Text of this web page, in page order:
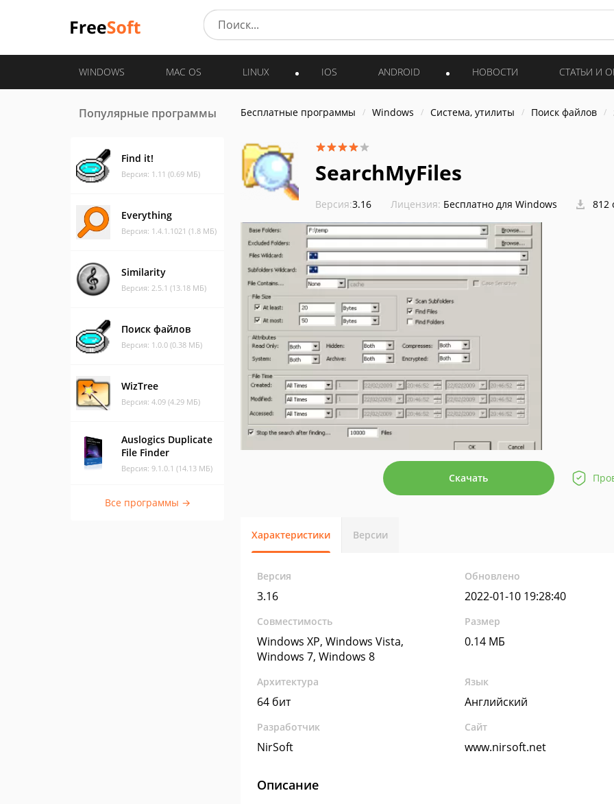
WINDOWS MAC OS LINUX IOS ANDROID НОВОСТИ СТАТЬИ И
Популярные программы
Find it!
Версия: 1.11 (0.69 МБ)
Everything
Версия: 1.4.1.1021 (1.8 МБ)
Similarity
Версия: 2.5.1 (13.18 МБ)
Поиск файлов
Версия: 1.0.0 (0.38 МБ)
WizTree
Версия: 4.09 (4.29 МБ)
Auslogics Duplicate
File Finder
Версия: 9.1.0.1 (14.13 МБ)
Все программы →
Бесплатные программы Windows Система, утилиты Поиск файлов
SearchMyFiles
Версия:3.16 Лицензия: Бесплатно для Windows 812
Скачать
Характеристики Версии
Версия
3.16
Обновлено
2022-01-10 19:28:40
Совместимость
Windows XP, Windows Vista,
Windows 7, Windows 8
Размер
0.14 МБ
Архитектура
64 бит
Язык
Английский
Разработчик
NirSoft
Сайт
www.nirsoft.net
Описание